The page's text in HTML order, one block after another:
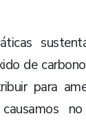
de
para